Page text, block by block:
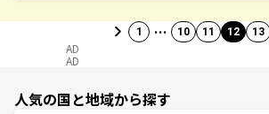
1 … 10 11 12 13
AD
AD
人気の国と地域から探す